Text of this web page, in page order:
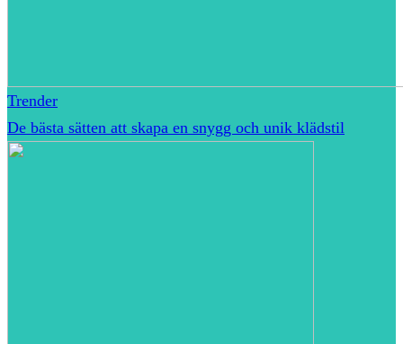
Trender
De bästa sätten att skapa en snygg och unik klädstil